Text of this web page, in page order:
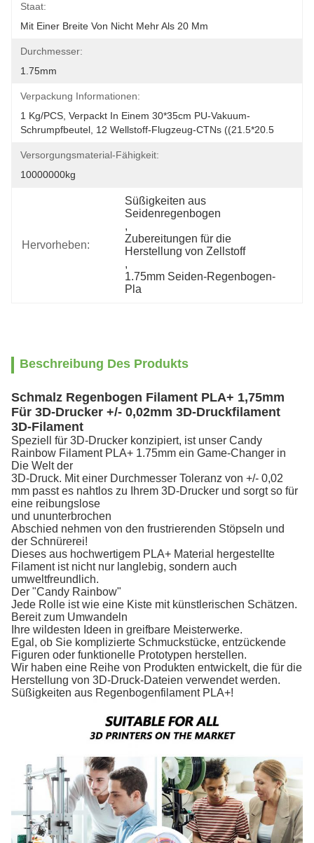
Staat:
Mit Einer Breite Von Nicht Mehr Als 20 Mm
Durchmesser:
1.75mm
Verpackung Informationen:
1 Kg/PCS, Verpackt In Einem 30*35cm PU-Vakuum-
Schrumpfbeutel, 12 Wellstoff-Flugzeug-CTNs ((21.5*20.5
Versorgungsmaterial-Fähigkeit:
10000000kg
Hervorheben:
Süßigkeiten aus
Seidenregenbogen
,
Zubereitungen für die
Herstellung von Zellstoff
,
1.75mm Seiden-Regenbogen-
Pla
Beschreibung Des Produkts
Schmalz Regenbogen Filament PLA+ 1,75mm
Für 3D-Drucker +/- 0,02mm 3D-Druckfilament
3D-Filament
Speziell für 3D-Drucker konzipiert, ist unser Candy
Rainbow Filament PLA+ 1.75mm ein Game-Changer in
Die Welt der
3D-Druck. Mit einer Durchmesser Toleranz von +/- 0,02
mm passt es nahtlos zu Ihrem 3D-Drucker und sorgt so für
eine reibungslose
und ununterbrochen
Abschied nehmen von den frustrierenden Stöpseln und
der Schnürerei!
Dieses aus hochwertigem PLA+ Material hergestellte
Filament ist nicht nur langlebig, sondern auch
umweltfreundlich.
Der "Candy Rainbow"
Jede Rolle ist wie eine Kiste mit künstlerischen Schätzen.
Bereit zum Umwandeln
Ihre wildesten Ideen in greifbare Meisterwerke.
Egal, ob Sie komplizierte Schmuckstücke, entzückende
Figuren oder funktionelle Prototypen herstellen.
Wir haben eine Reihe von Produkten entwickelt, die für die
Herstellung von 3D-Druck-Dateien verwendet werden.
Süßigkeiten aus Regenbogenfilament PLA+!